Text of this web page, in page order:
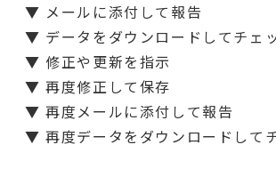
▼ メールに添付して報告
▼ データをダウンロードしてチェ
▼ 修正や更新を指示
▼ 再度修正して保存
▼ 再度メールに添付して報告
▼ 再度データをダウンロードして